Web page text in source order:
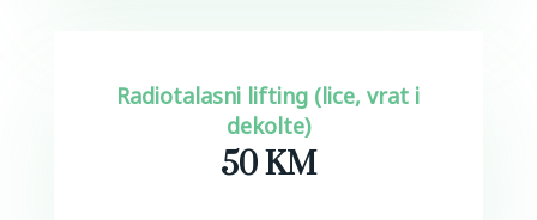
Radiotalasni lifting (lice, vrat i
dekolte)
50 KM